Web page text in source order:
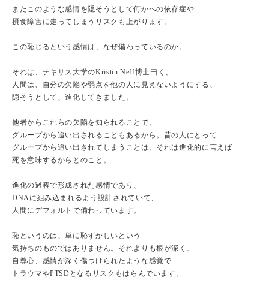
またこのような感情を隠そうとして何かへの依存症や
摂食障害に走ってしまうリスクも上がります。
この恥じるという感情は、なぜ備わっているのか。
それは、テキサス大学のKristin Neff博士曰く、
人間は、自分の欠陥や弱点を他の人に見えないようにする、
隠そうとして、進化してきました。
他者からこれらの欠陥を知られることで、
グループから追い出されることもあるから。昔の人にとって
グループから追い出されてしまうことは、それは進化的に言えば
死を意味するからとのこと。
進化の過程で形成された感情であり、
DNAに組み込まれるよう設計されていて、
人間にデフォルトで備わっています。
恥というのは、単に恥ずかしいという
気持ちのものではありません。それよりも根が深く、
自尊心、感情が深く傷つけられたような感覚で
トラウマやPTSDとなるリスクもはらんでいます。